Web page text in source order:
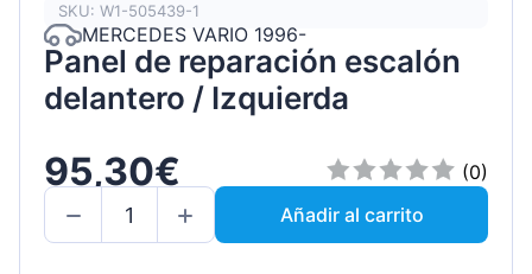
SKU: W1-505439-1
MERCEDES VARIO 1996-
Panel de reparación escalón
delantero / Izquierda
95,30€
(0)
Añadir al carrito